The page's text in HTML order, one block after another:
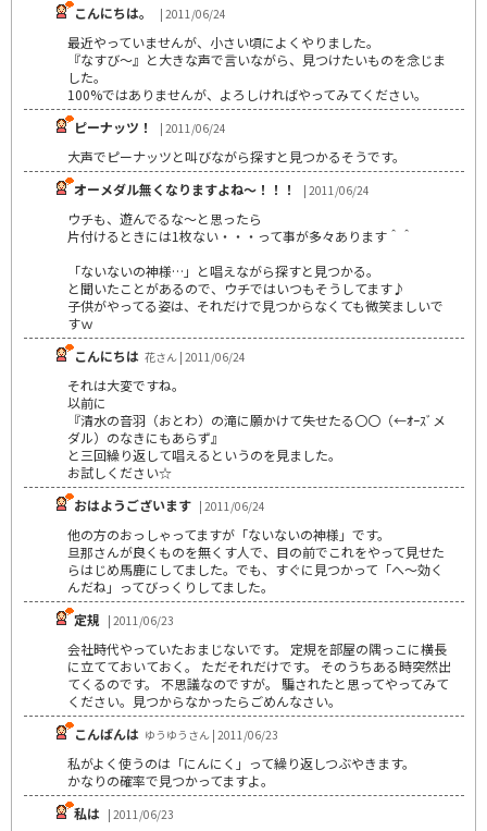
こんにちは。
| 2011/06/24
最近やっていませんが、小さい頃によくやりました。
『なすび～』と大きな声で言いながら、見つけたいものを念じま
した。
100%ではありませんが、よろしければやってみてください。
ピーナッツ！
| 2011/06/24
大声でピーナッツと叫びながら探すと見つかるそうです。
オーメダル無くなりますよね～！！！
| 2011/06/24
ウチも、遊んでるな～と思ったら
片付けるときには1枚ない・・・って事が多々あります＾＾
「ないないの神様…」と唱えながら探すと見つかる。
と聞いたことがあるので、ウチではいつもそうしてます♪
子供がやってる姿は、それだけで見つからなくても微笑ましいで
すｗ
こんにちは 花さん | 2011/06/24
それは大変ですね。
以前に
『清水の音羽（おとわ）の滝に願かけて失せたる〇〇（←ｵｰｽﾞメ
ダル）のなきにもあらず』
と三回繰り返して唱えるというのを見ました。
お試しください☆
おはようございます | 2011/06/24
他の方のおっしゃってますが「ないないの神様」です。
旦那さんが良くものを無くす人で、目の前でこれをやって見せた
らはじめ馬鹿にしてました。でも、すぐに見つかって「へ～効く
んだね」ってびっくりしてました。
定規 | 2011/06/23
会社時代やっていたおまじないです。 定規を部屋の隅っこに横長
に立てておいておく。 ただそれだけです。 そのうちある時突然出
てくるのです。 不思議なのですが。 騙されたと思ってやってみて
ください。見つからなかったらごめんなさい。
こんばんは ゆうゆうさん | 2011/06/23
私がよく使うのは「にんにく」って繰り返しつぶやきます。
かなりの確率で見つかってますよ。
私は | 2011/06/23